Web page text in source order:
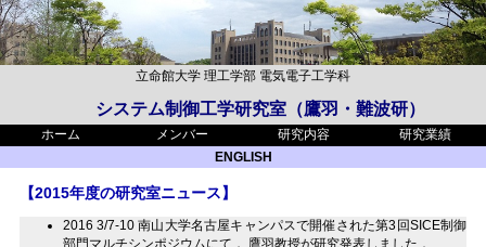
立命館大学 理工学部 電気電子工学科
システム制御工学研究室（鷹羽・難波研）
ホーム メンバー 研究内容
研究業績
ENGLISH
【2015年度の研究室ニュース】
2016 3/7-10 南山大学名古屋キャンパスで開催された第3回SICE制御
部門マルチシンポジウムにて， 鷹羽教授が研究発表しました．